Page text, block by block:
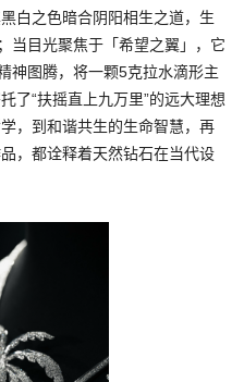
白之色暗合阴阳相生之道，生
当目光聚焦于「希望之翼」，它
神图腾，将一颗5克拉水滴形主
了“扶摇直上九万里”的远大理想
，到和谐共生的生命智慧，再
，都诠释着天然钻石在当代设